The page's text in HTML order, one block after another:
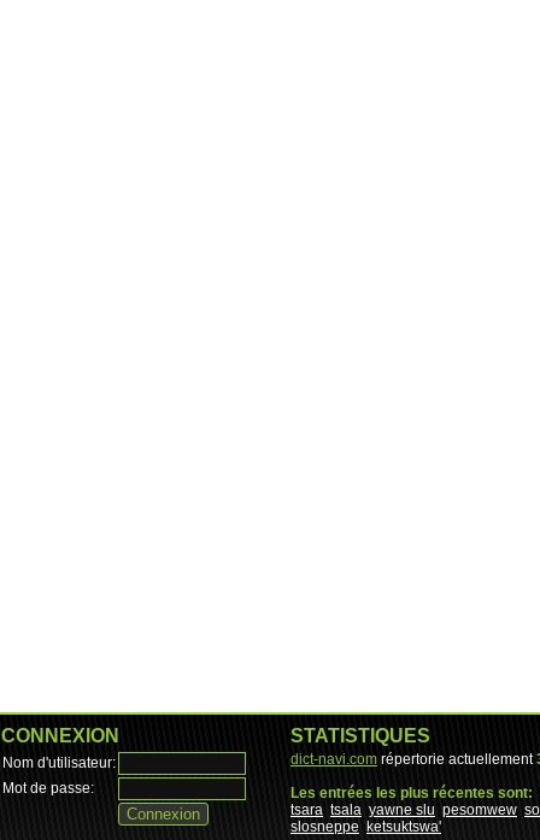
CONNEXION
Nom d'utilisateur:
Mot de passe:
STATISTIQUES
dict-navi.com répertorie actuellement
Les entrées les plus récentes sont:
tsara tsala yawne slu pesomwew
slosneppe
ketsuktswa'